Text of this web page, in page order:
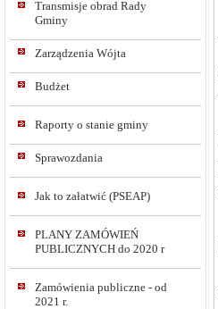
Transmisje obrad Rady
Gminy
Zarządzenia Wójta
Budżet
Raporty o stanie gminy
Sprawozdania
Jak to załatwić (PSEAP)
PLANY ZAMÓWIEŃ
PUBLICZNYCH do 2020 r
Zamówienia publiczne - od
2021 r.